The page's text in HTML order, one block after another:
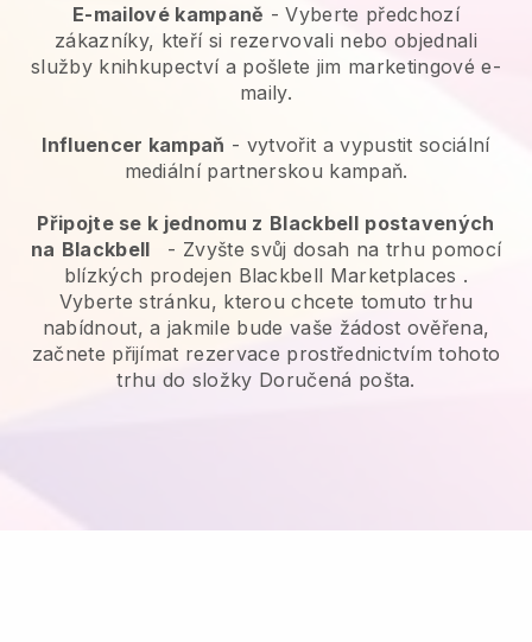
E-mailové kampaně -Vyberte předchozí
zákazníky, kteří si rezervovali nebo objednali
služby knihkupectví a pošlete jim marketingové e-
maily.
Influencer kampaň - vytvořit a vypustit sociální
mediální partnerskou kampaň.
Připojte se k jednomu z Blackbell postavených
na Blackbell - Zvyšte svůj dosah na trhu pomocí
blízkých prodejen Blackbell Marketplaces .
Vyberte stránku, kterou chcete tomuto trhu
nabídnout, a jakmile bude vaše žádost ověřena,
začnete přijímat rezervace prostřednictvím tohoto
trhu do složky Doručená pošta.